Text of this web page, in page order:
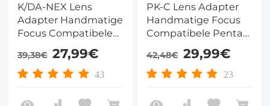
K/DA-NEX Lens
Adapter Handmatige
Focus Compatibele
Pentax K/M/A/FA/DA
Lenzen voor Sony E
Camera Lichaam
39,38€ 27,99€
43
PK-C Lens Adapter
Handmatige Focus
Compatibele Pentax
K Lenzen voor C
Camera Lichaam
42,48€ 29,99€
23